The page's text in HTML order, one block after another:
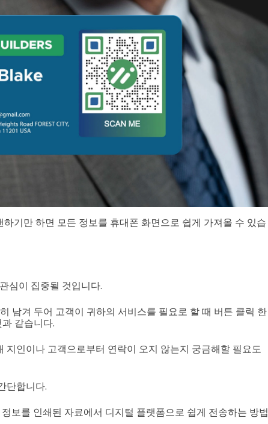
기만 하면 모든 정보를 휴대폰 화면으로 쉽게 가져올 수 있습
심이 집중될 것입니다.
남겨 두어 고객이 귀하의 서비스를 필요로 할 때 버튼 클릭 한
같습니다.
지인이나 고객으로부터 연락이 오지 않는지 궁금해할 필요도
단합니다.
보를 인쇄된 자료에서 디지털 플랫폼으로 쉽게 전송하는 방법